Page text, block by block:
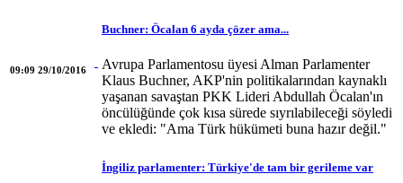
09:09 29/10/2016
Buchner: Öcalan 6 ayda çözer ama...
Avrupa Parlamentosu üyesi Alman Parlamenter
Klaus Buchner, AKP'nin politikalarından kaynaklı
yaşanan savaştan PKK Lideri Abdullah Öcalan'ın
öncülüğünde çok kısa sürede sıyrılabileceği söyledi
ve ekledi: "Ama Türk hükümeti buna hazır değil."
İngiliz parlamenter: Türkiye'de tam bir gerileme var